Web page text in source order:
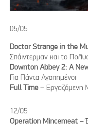
05/05
Doctor Strange in the
Σπάιντερμαν και το
Downton Abbey 2: A
Για Πάντα Αγαπημένοι
Full Time – Εργαζόμενη
12/05
Operation Mincemeat –